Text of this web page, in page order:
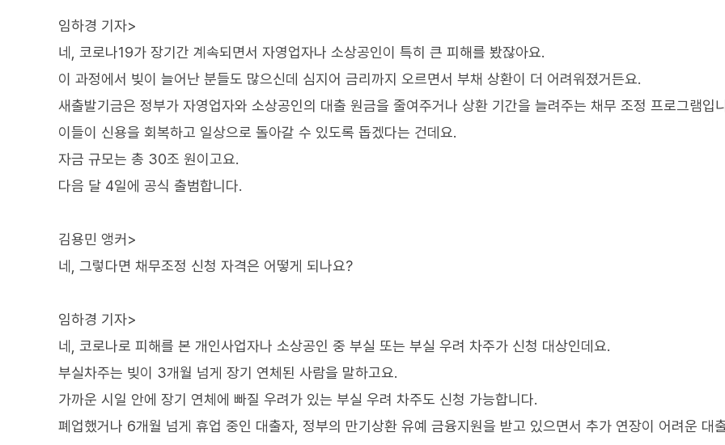
임하경 기자>
네, 코로나19가 장기간 계속되면서 자영업자나 소상공인이 특히 큰 피해를 봤잖아요.
이 과정에서 빚이 늘어난 분들도 많으신데 심지어 금리까지 오르면서 부채 상환이 더 어려워졌거든요.
새출발기금은 정부가 자영업자와 소상공인의 대출 원금을 줄여주거나 상환 기간을 늘려주는 채무 조정 프로그램입
이들이 신용을 회복하고 일상으로 돌아갈 수 있도록 돕겠다는 건데요.
자금 규모는 총 30조 원이고요.
다음 달 4일에 공식 출범합니다.
김용민 앵커>
네, 그렇다면 채무조정 신청 자격은 어떻게 되나요?
임하경 기자>
네, 코로나로 피해를 본 개인사업자나 소상공인 중 부실 또는 부실 우려 차주가 신청 대상인데요.
부실차주는 빚이 3개월 넘게 장기 연체된 사람을 말하고요.
가까운 시일 안에 장기 연체에 빠질 우려가 있는 부실 우려 차주도 신청 가능합니다.
폐업했거나 6개월 넘게 휴업 중인 대출자, 정부의 만기상환 유예 금융지원을 받고 있으면서 추가 연장이 어려운 대